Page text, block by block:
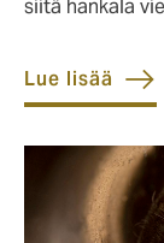
siitä hankala
Lue lisää